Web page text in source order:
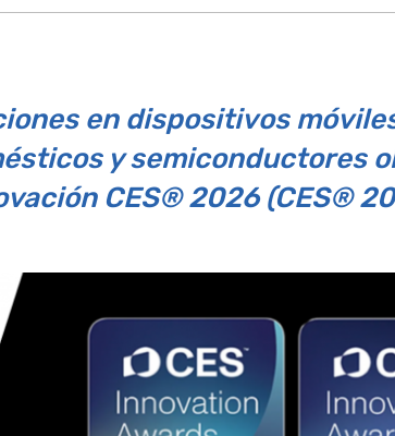
en dispositivos
y semiconductores
CES® 2026 (CES®